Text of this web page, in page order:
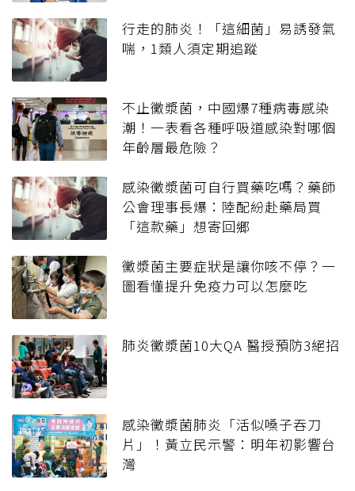
行走的肺炎！「這細菌」易誘發氣
喘，1類人須定期追蹤
不止黴漿菌，中國爆7種病毒感染
潮！一表看各種呼吸道感染對哪個
年齡層最危險？
感染黴漿菌可自行買藥吃嗎？藥師
公會理事長爆：陸配紛赴藥局買
「這款藥」想寄回鄉
黴漿菌主要症狀是讓你咳不停？一
圖看懂提升免疫力可以怎麼吃
肺炎黴漿菌10大QA 醫授預防3絕招
感染黴漿菌肺炎「活似嗓子吞刀
片」！黃立民示警：明年初影響台
灣